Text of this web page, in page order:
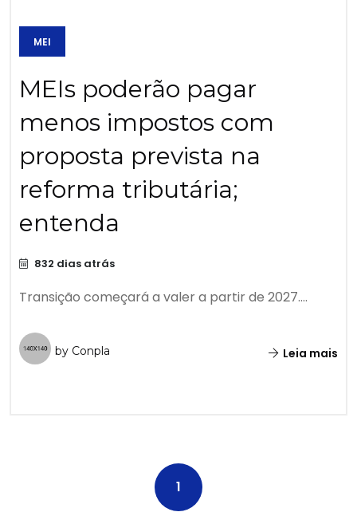
MEI
MEIs poderão pagar
menos impostos com
proposta prevista na
reforma tributária;
entenda
832 dias atrás
Transição começará a valer a partir de 2027....
by Conpla Leia mais
1